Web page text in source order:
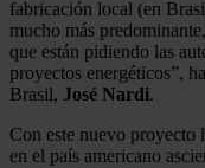
fabricación local (en
mucho más
que están pidiendo las
proyectos energéticos”,
Brasil, José Nardi.
Con este nuevo proyecto
en el país americano